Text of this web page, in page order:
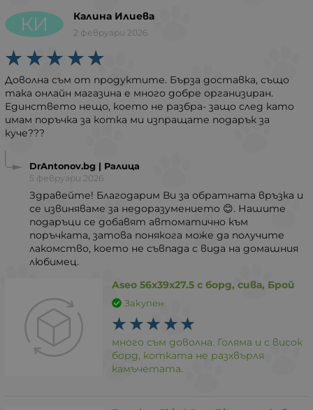
КИ Калина Илиева
2 февруари 2026
Доволна съм от продуктите. Бърза доставка, също
така онлайн магазина е много добре организиран.
Единствето нещо, което не разбра- защо след като
имам поръчка за котка ми изпращате подарък за
куче???
DrAntonov.bg | Ралица
5 февруари 2026
Здравейте! Благодарим Ви за обратната връзка и
се извиняваме за недоразумението 😊. Нашите
подаръци се добавят автоматично към
поръчката, затова понякога може да получите
лакомство, което не съвпада с вида на домашния
любимец.
Aseo 56х39х27.5 с борд, сива, Брой
Закупен
много съм доволна. Голяма и с висок
борд, котката не разхвърля
камъчетата.